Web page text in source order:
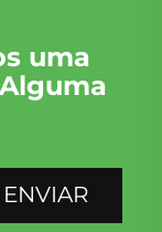
uma
ENVIAR